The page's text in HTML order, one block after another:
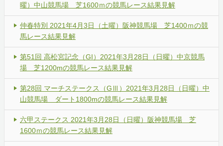
曜）中山競馬場 芝1600ｍの競馬レース結果見解
仲春特別 2021年4月3日（土曜）阪神競馬場 芝1400ｍの競
馬レース結果見解
第51回 高松宮記念（GI）2021年3月28日（日曜）中京競馬
場 芝1200mの競馬レース結果見解
第28回 マーチステークス（GⅢ）2021年3月28日（日曜）中
山競馬場 ダート1800mの競馬レース結果見解
六甲ステークス 2021年3月28日（日曜）阪神競馬場 芝
1600ｍの競馬レース結果見解